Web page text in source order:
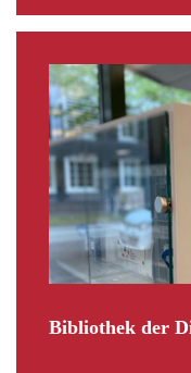
Bibliothek der